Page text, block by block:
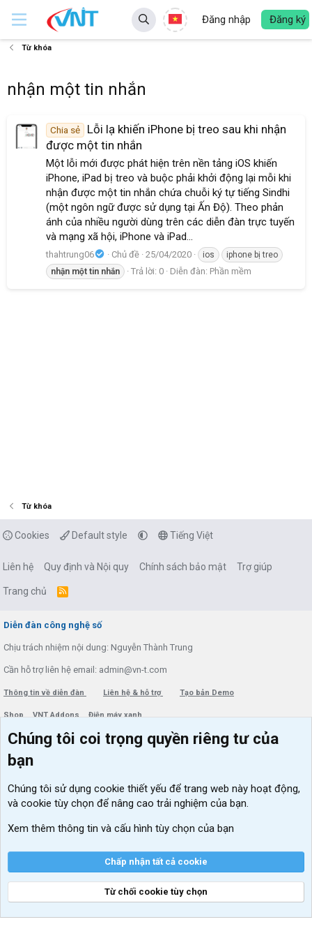
Đăng nhập Đăng ký
Từ khóa
nhận một tin nhắn
Chia sẻ
Lỗi lạ khiến iPhone bị treo sau khi nhận
được một tin nhắn
Một lỗi mới được phát hiện trên nền tảng iOS khiến
iPhone, iPad bị treo và buộc phải khởi động lại mỗi khi
nhận được một tin nhắn chứa chuỗi ký tự tiếng Sindhi
(một ngôn ngữ được sử dụng tại Ấn Độ). Theo phản
ánh của nhiều người dùng trên các diễn đàn trực tuyến
và mạng xã hội, iPhone và iPad...
thahtrung06 Chủ đề 25/04/2020 ios
iphone bị treo
nhận một tin nhắn Trả lời: 0 Diễn đàn: Phần mềm
Từ khóa
Cookies Default style Tiếng Việt
Liên hệ Quy định và Nội quy Chính sách bảo mật Trợ giúp
Trang chủ
R
Diễn đàn công nghệ số
Chịu trách nhiệm nội dung: Nguyễn Thành Trung
Cần hỗ trợ liên hệ email: admin@vn-t.com
Thông tin về diễn đàn Liên hệ & hỗ trợ Tạo bản Demo
Shop VNT Addons Điện máy xanh
Menu thành viên
Đăng nhập
Diễn đàn
Kích hoạt Windows/ Office miễn phí
VIP add-ons Xenforo
Khuyến mãi và tài trợ
Chúng tôi coi trọng quyền riêng tư của
bạn
Chúng tôi sử dụng cookie thiết yếu để trang web này hoạt động,
và cookie tùy chọn để nâng cao trải nghiệm của bạn.
Xem thêm thông tin và cấu hình tùy chọn của bạn
Chấp nhận tất cả cookie
Từ chối cookie tùy chọn